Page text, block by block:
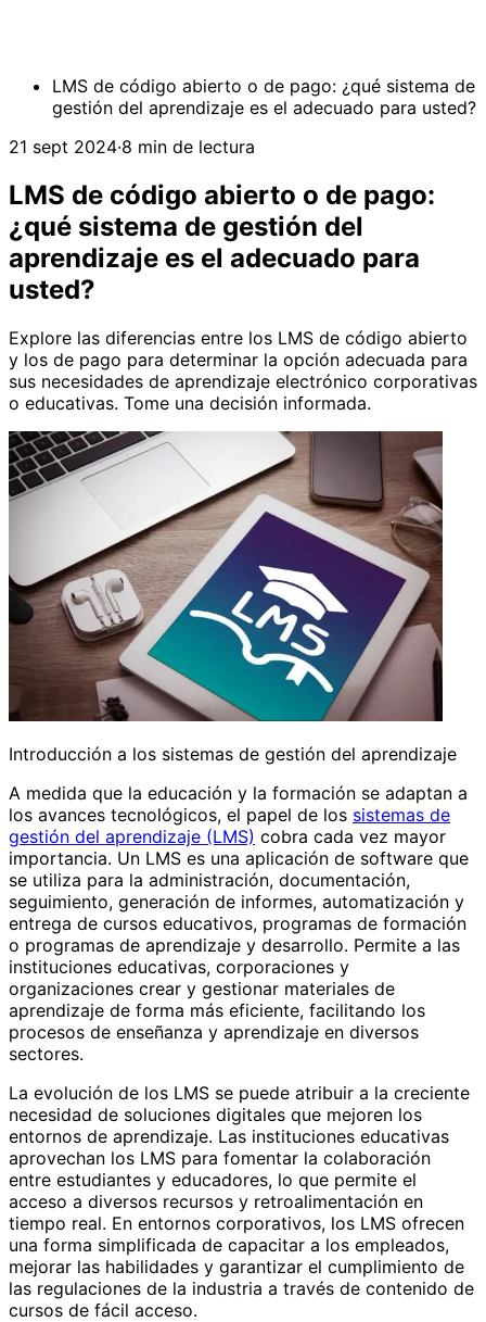
LMS de código abierto o de pago: ¿qué sistema de
gestión del aprendizaje es el adecuado para usted?
21 sept 2024·8 min de lectura
LMS de código abierto o de pago:
¿qué sistema de gestión del
aprendizaje es el adecuado para
usted?
Explore las diferencias entre los LMS de código abierto
y los de pago para determinar la opción adecuada para
sus necesidades de aprendizaje electrónico corporativas
o educativas. Tome una decisión informada.
Introducción a los sistemas de gestión del aprendizaje
A medida que la educación y la formación se adaptan a
los avances tecnológicos, el papel de los sistemas de
gestión del aprendizaje (LMS) cobra cada vez mayor
importancia. Un LMS es una aplicación de software que
se utiliza para la administración, documentación,
seguimiento, generación de informes, automatización y
entrega de cursos educativos, programas de formación
o programas de aprendizaje y desarrollo. Permite a las
instituciones educativas, corporaciones y
organizaciones crear y gestionar materiales de
aprendizaje de forma más eficiente, facilitando los
procesos de enseñanza y aprendizaje en diversos
sectores.
La evolución de los LMS se puede atribuir a la creciente
necesidad de soluciones digitales que mejoren los
entornos de aprendizaje. Las instituciones educativas
aprovechan los LMS para fomentar la colaboración
entre estudiantes y educadores, lo que permite el
acceso a diversos recursos y retroalimentación en
tiempo real. En entornos corporativos, los LMS ofrecen
una forma simplificada de capacitar a los empleados,
mejorar las habilidades y garantizar el cumplimiento de
las regulaciones de la industria a través de contenido de
cursos de fácil acceso.